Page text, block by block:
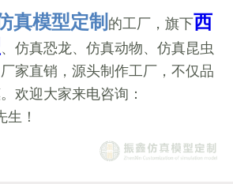
真模型定制 的工厂，旗下西
、仿真恐龙、仿真动物、仿真昆虫
家直销，源头制作工厂，不仅品
欢迎大家来电咨询：
生！